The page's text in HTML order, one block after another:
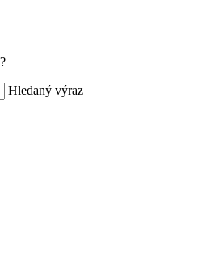
Hledaný výraz